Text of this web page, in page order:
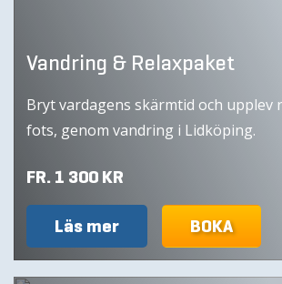
Vandring & Relaxpaket
Bryt vardagens skärmtid och upplev
fots, genom vandring i Lidköping.
FR. 1 300 KR
Läs mer BOKA